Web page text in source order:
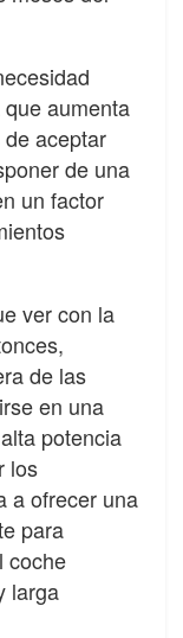
aumenta
aceptar
de una
un factor
ver con la
de las
en una
potencia
los
a ofrecer una
para
coche
larga